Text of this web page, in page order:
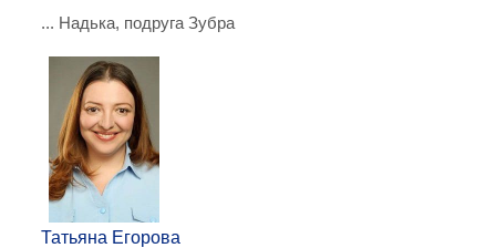
... Надька, подруга Зубра
Татьяна Егорова